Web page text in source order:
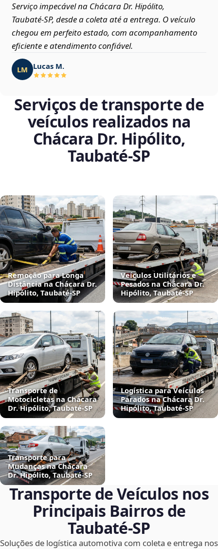
Serviço impecável na Chácara Dr. Hipólito,
Taubaté‑SP, desde a coleta até a entrega. O veículo
chegou em perfeito estado, com acompanhamento
eficiente e atendimento confiável.
LM Lucas M.
Serviços de transporte de
veículos realizados na
Chácara Dr. Hipólito,
Taubaté‑SP
Remoção para Longa
Distância na Chácara Dr.
Hipólito, Taubaté‑SP
Veículos Utilitários e
Pesados na Chácara Dr.
Hipólito, Taubaté‑SP
Transporte de
Motocicletas na Chácara
Dr. Hipólito, Taubaté‑SP
Logística para Veículos
Parados na Chácara Dr.
Hipólito, Taubaté‑SP
Transporte para
Mudanças na Chácara
Dr. Hipólito, Taubaté‑SP
Transporte de Veículos nos
Principais Bairros de
Taubaté‑SP
Soluções de logística automotiva com coleta e entrega nos